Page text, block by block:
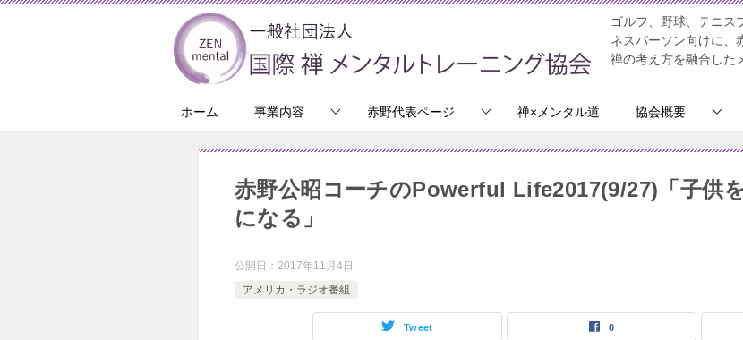
ゴルフ、野球、テニス
ネスパーソン向けに、
禅の考え方を融合した
ホーム 事業内容 赤野代表ページ 禅×メンタル道 協会概要
赤野公昭コーチのPowerful Life2017(9/27)「子供
になる」
公開日： 2017年11月4日
アメリカ・ラジオ番組
Tweet 0